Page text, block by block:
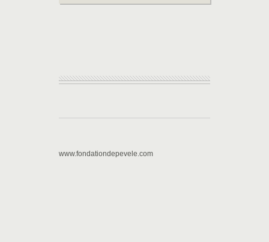
www.fondationdepevele.com